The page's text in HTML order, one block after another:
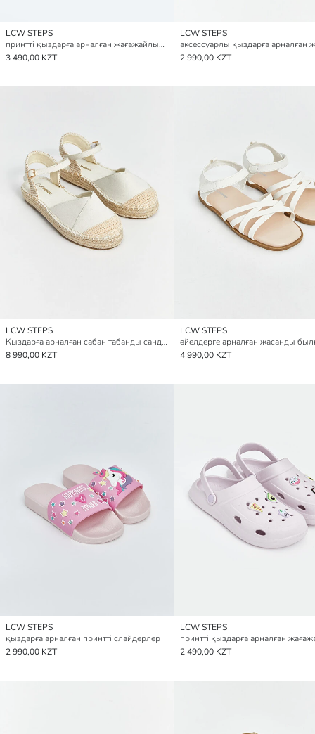
LCW STEPS
принтті қыздарға арналған жағажайлық сандалдар
3 490,00 KZT
LCW STEPS
2 990,00 KZT
LCW STEPS
Қыздарға арналған сабан табанды сандалдар
8 990,00 KZT
LCW STEPS
4 990,00 KZT
LCW STEPS
қыздарға арналған принтті слайдерлер
2 990,00 KZT
LCW STEPS
2 490,00 KZT